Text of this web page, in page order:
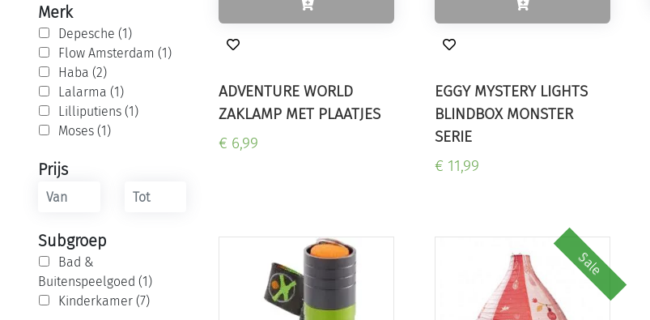
Merk
Depesche (1)
Flow Amsterdam (1)
Haba (2)
Lalarma (1)
Lilliputiens (1)
Moses (1)
Prijs
Subgroep
Bad &
Buitenspeelgoed (1)
Kinderkamer (7)
ADVENTURE WORLD
ZAKLAMP MET PLAATJES
€ 6,99
EGGY MYSTERY LIGHTS
BLINDBOX MONSTER
SERIE
€ 11,99
Sale